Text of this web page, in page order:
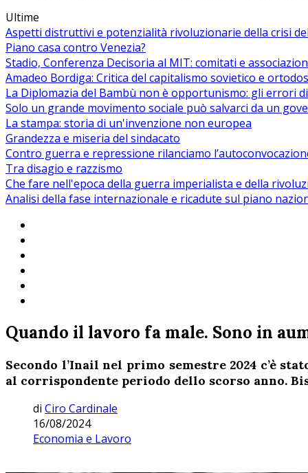
Ultime
Aspetti distruttivi e potenzialità rivoluzionarie della crisi
Piano casa contro Venezia?
Stadio, Conferenza Decisoria al MIT: comitati e
Amadeo Bordiga: Critica del capitalismo sovietico e
La Diplomazia del Bambù non è opportunismo: gli errori
Solo un grande movimento sociale può salvarci da un
La stampa: storia di un'invenzione non europea
Grandezza e miseria del sindacato
Contro guerra e repressione rilanciamo
Tra disagio e razzismo
Che fare nell'epoca della guerra imperialista e della
Analisi della fase internazionale e ricadute sul piano
Quando il lavoro fa male. Sono in
Secondo l’Inail nel primo semestre 2024 c’è
al corrispondente periodo dello scorso anno.
di Ciro Cardinale
16/08/2024
Economia e Lavoro